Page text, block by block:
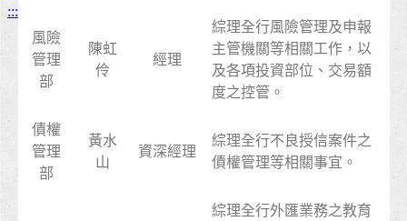
:::
風險
管理
部
陳虹
伶
經理
綜理全行風險管理及申報
主管機關等相關工作，以
及各項投資部位、交易額
度之控管。
債權
管理
部
黃水
山
資深經理
綜理全行不良授信案件之
債權管理等相關事宜。
綜理全行外匯業務之教育